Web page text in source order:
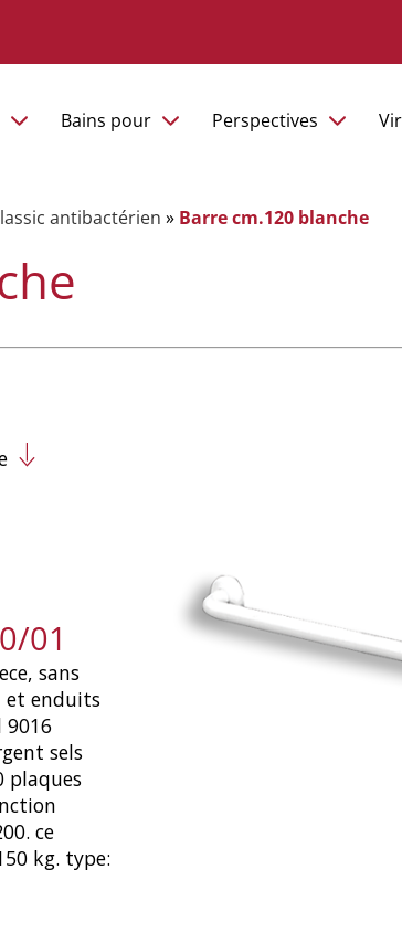
Bains pour Perspectives
antibactérien » Barre cm.120 blanche
01
sans
et enduits
9016
sels
plaques
ce
kg. type: